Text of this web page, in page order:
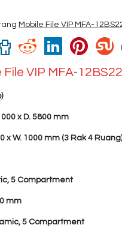
Mobile File VIP MFA-
File VIP MFA-
x D. 5800 mm
x W. 1000 mm (3 Rak 4 Ruang)
5 Compartment
mm
5 Compartment